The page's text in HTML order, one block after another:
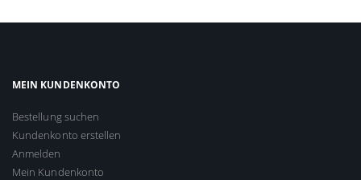
MEIN KUNDENKONTO
Bestellung suchen
Kundenkonto erstellen
Anmelden
Mein Kundenkonto